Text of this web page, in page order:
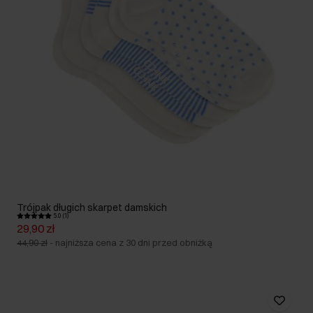
Trójpak długich skarpet damskich
5.0 (1)
29,90 zł
44,90 zł - najniższa cena z 30 dni przed obniżką